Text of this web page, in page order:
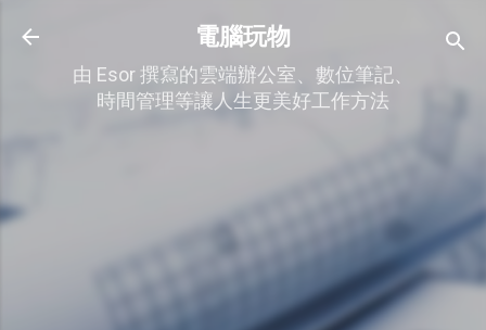
跳到主要內容
電腦玩物
由 Esor 撰寫的雲端辦公室、數位筆記、
時間管理等讓人生更美好工作方法